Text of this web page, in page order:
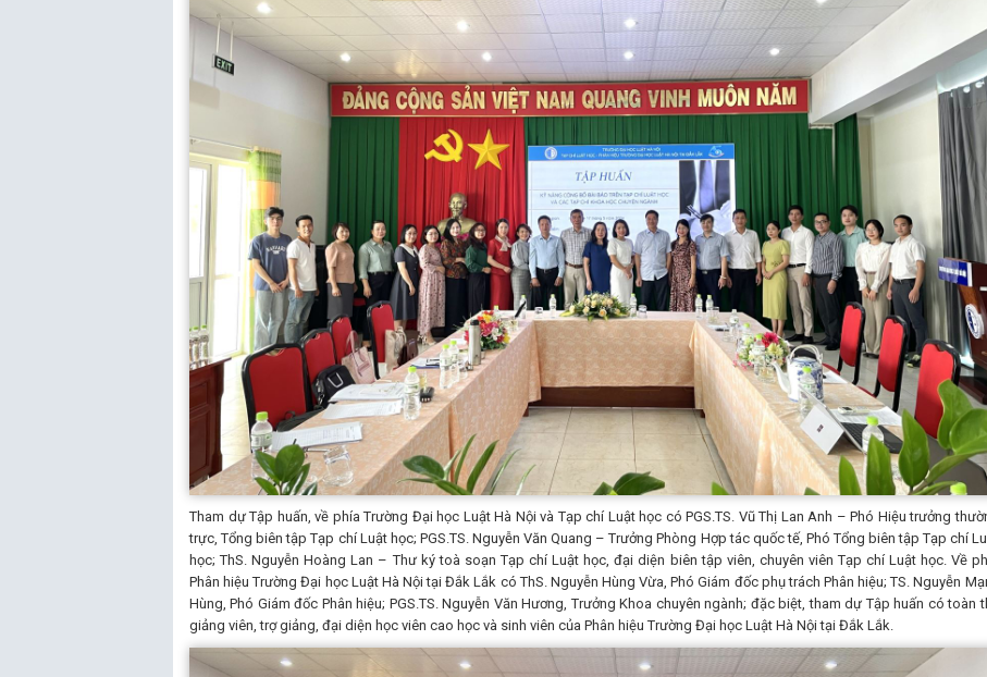
Tham dự Tập huấn, về phía Trường Đại học Luật Hà Nội và Tạp chí Luật học có PGS.TS. Vũ Thị Lan Anh – Phó Hiệu trưởng
trực, Tổng biên tập Tạp chí Luật học; PGS.TS. Nguyễn Văn Quang – Trưởng Phòng Hợp tác quốc tế, Phó Tổng biên tập Tạp chí
học; ThS. Nguyễn Hoàng Lan – Thư ký toà soạn Tạp chí Luật học, đại diện biên tập viên, chuyên viên Tạp chí Luật học. Về
Phân hiệu Trường Đại học Luật Hà Nội tại Đắk Lắk có ThS. Nguyễn Hùng Vừa, Phó Giám đốc phụ trách Phân hiệu; TS. Nguyễn
Hùng, Phó Giám đốc Phân hiệu; PGS.TS. Nguyễn Văn Hương, Trưởng Khoa chuyên ngành; đặc biệt, tham dự Tập huấn có toàn
giảng viên, trợ giảng, đại diện học viên cao học và sinh viên của Phân hiệu Trường Đại học Luật Hà Nội tại Đắk Lắk.